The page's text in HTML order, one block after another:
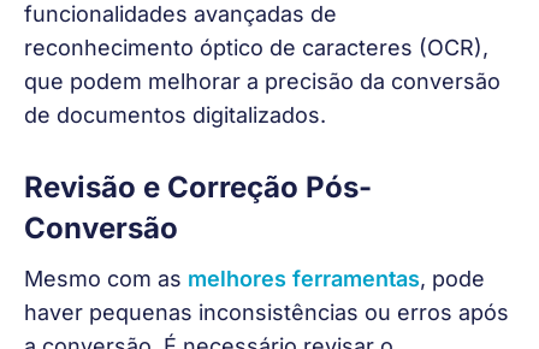
funcionalidades avançadas de
reconhecimento óptico de caracteres (OCR),
que podem melhorar a precisão da conversão
de documentos digitalizados.
Revisão e Correção Pós-
Conversão
Mesmo com as melhores ferramentas, pode
haver pequenas inconsistências ou erros após